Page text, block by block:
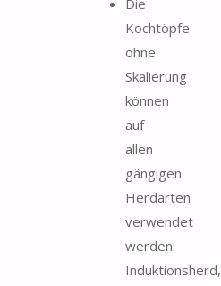
Kochtöpfe
ohne
Skalierung
können
auf
allen
gängigen
Herdarten
verwendet
werden:
Induktionsherd,